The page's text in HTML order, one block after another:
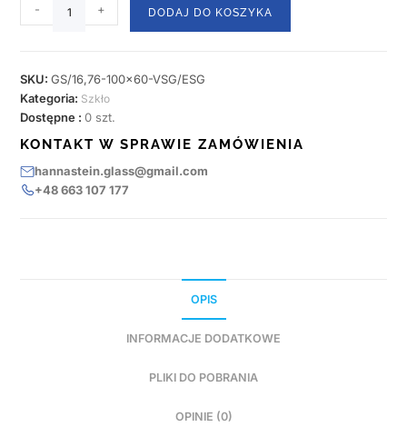
- + DODAJ DO KOSZYKA
SKU:GS/16,76-100x60-VSG/ESG
Kategoria: Szkło
Dostępne :0 szt.
KONTAKT W SPRAWIE ZAMÓWIENIA
hannastein.glass@gmail.com
+48 663 107 177
OPIS
INFORMACJE DODATKOWE
PLIKI DO POBRANIA
OPINIE (0)